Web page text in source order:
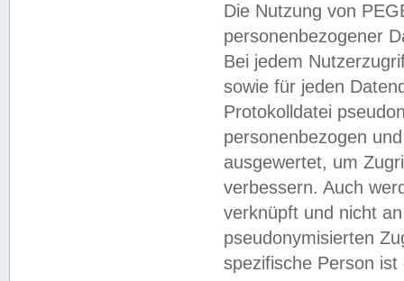
Die Nutzung von
personenbezogener
Bei jedem
sowie für jeden
Protokolldatei
personenbezogen
ausgewertet, um
verbessern. Auch
verknüpft und nicht
pseudonymisierten
spezifische Person